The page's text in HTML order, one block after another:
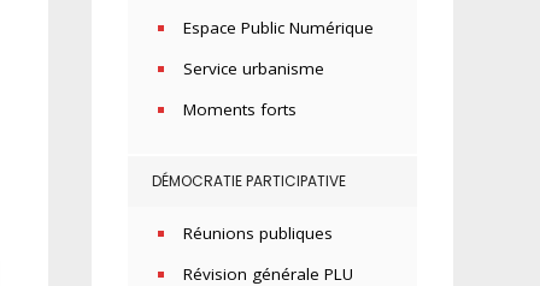
Espace Public Numérique
Service urbanisme
Moments forts
DÉMOCRATIE PARTICIPATIVE
Réunions publiques
Révision générale PLU